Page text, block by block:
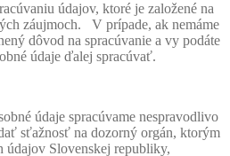
údajov, ktoré je založené na
záujmoch. V prípade, ak nemáme
dôvod na spracúvanie a vy podáte
údaje ďalej spracúvať.
údaje spracúvame nespravodlivo
sťažnosť na dozorný orgán, ktorým
údajov Slovenskej republiky,